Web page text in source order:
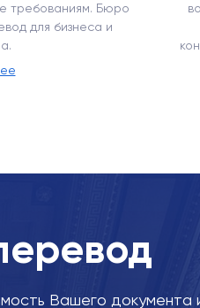
требованиям. Бюро
для бизнеса и
Вашего документа